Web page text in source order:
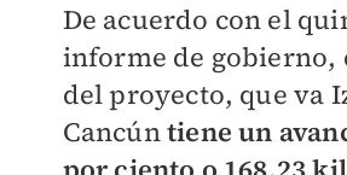
De acuerdo con el
informe de gobierno,
del proyecto, que va
Cancúntiene un